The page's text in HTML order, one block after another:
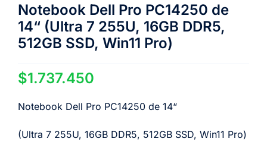
Notebook Dell Pro PC14250 de
14“ (Ultra 7 255U, 16GB DDR5,
512GB SSD, Win11 Pro)
$1.737.450
Notebook Dell Pro PC14250 de 14“
(Ultra 7 255U, 16GB DDR5, 512GB SSD, Win11 Pro)